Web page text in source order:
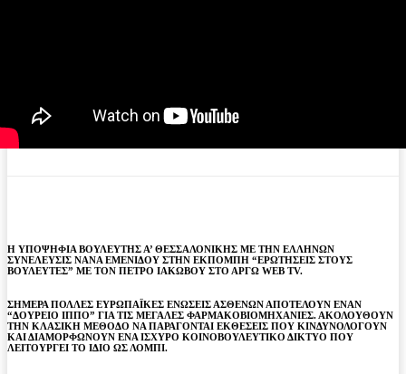
Η ΥΠΟΨΗΦΙΑ ΒΟΥΛΕΥΤΗΣ Α’ ΘΕΣΣΑΛΟΝΙΚΗΣ ΜΕ ΤΗΝ ΕΛΛΗΝΩΝ
ΣΥΝΕΛΕΥΣΙΣ ΝΑΝΑ ΕΜΕΝΙΔΟΥ ΣΤΗΝ ΕΚΠΟΜΠΗ “ΕΡΩΤΗΣΕΙΣ ΣΤΟΥΣ
ΒΟΥΛΕΥΤΕΣ” ΜΕ ΤΟΝ ΠΕΤΡΟ ΙΑΚΩΒΟΥ ΣΤΟ ΑΡΓΩ WEB TV.
ΣΗΜΕΡΑ ΠΟΛΛΕΣ ΕΥΡΩΠΑΪΚΕΣ ΕΝΩΣΕΙΣ ΑΣΘΕΝΩΝ ΑΠΟΤΕΛΟΥΝ ΕΝΑΝ
“ΔΟΥΡΕΙΟ ΙΠΠΟ” ΓΙΑ ΤΙΣ ΜΕΓΑΛΕΣ ΦΑΡΜΑΚΟΒΙΟΜΗΧΑΝΙΕΣ. ΑΚΟΛΟΥΘΟΥΝ
ΤΗΝ ΚΛΑΣΙΚΗ ΜΕΘΟΔΟ ΝΑ ΠΑΡΑΓΟΝΤΑΙ ΕΚΘΕΣΕΙΣ ΠΟΥ ΚΙΝΔΥΝΟΛΟΓΟΥΝ
ΚΑΙ ΔΙΑΜΟΡΦΩΝΟΥΝ ΕΝΑ ΙΣΧΥΡΟ ΚΟΙΝΟΒΟΥΛΕΥΤΙΚΟ ΔΙΚΤΥΟ ΠΟΥ
ΛΕΙΤΟΥΡΓΕΙ ΤΟ ΙΔΙΟ ΩΣ ΛΟΜΠΙ.